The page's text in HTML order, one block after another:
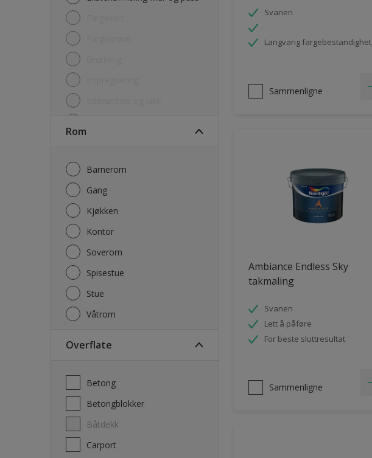
Rom
Barnerom
Gang
Kjøkken
Kontor
Soverom
Spisestue
Stue
Våtrom
Overflate
Betong
Betongblokker
Båtdekk
carport
Svanen
Langvarig fargebestandighet
Sammenligne
Ambiance Endless Sky
takmaling
Svanen
Lett å påføre
For beste sluttresultat
Sammenligne